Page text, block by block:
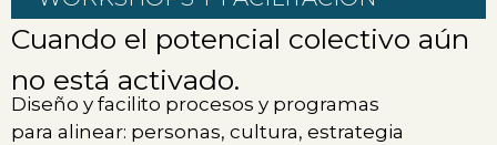
Cuando el potencial colectivo aún
no está activado.
Diseño y facilito procesos y programas
para alinear: personas, cultura, estrategia